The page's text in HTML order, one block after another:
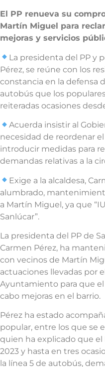
El PP renueva su
Martín Miguel para
mejoras y servicios
La presidenta del PP y
Pérez, se reúne con los
constancia en la defensa
autobús que los
reiteradas ocasiones
Acuerda insistir al
necesidad de reordenar
introducir medidas para
demandas relativas a la
Exige a la alcaldesa,
alumbrado,
a Martín Miguel, ya que
Sanlúcar”.
La presidenta del PP de
Carmen Pérez, ha
con vecinos de Martín
actuaciones llevadas por
Ayuntamiento para que
cabo mejoras en el barrio.
Pérez ha estado
popular, entre los que se
quien ha explicado que
2023 y hasta en tres
la línea 5 de autobús,